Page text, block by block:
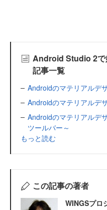
Android Studio 2で
記事一覧
Androidのマテリアルデ
Androidのマテリアルデ
Androidのマテリアルデ
ツールバー～
もっと読む
この記事の著者
WINGSプロ